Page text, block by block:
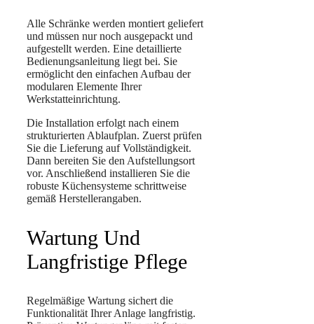
Alle Schränke werden montiert geliefert
und müssen nur noch ausgepackt und
aufgestellt werden. Eine detaillierte
Bedienungsanleitung liegt bei. Sie
ermöglicht den einfachen Aufbau der
modularen Elemente Ihrer
Werkstatteinrichtung.
Die Installation erfolgt nach einem
strukturierten Ablaufplan. Zuerst prüfen
Sie die Lieferung auf Vollständigkeit.
Dann bereiten Sie den Aufstellungsort
vor. Anschließend installieren Sie die
robuste Küchensysteme schrittweise
gemäß Herstellerangaben.
Wartung Und
Langfristige Pflege
Regelmäßige Wartung sichert die
Funktionalität Ihrer Anlage langfristig.